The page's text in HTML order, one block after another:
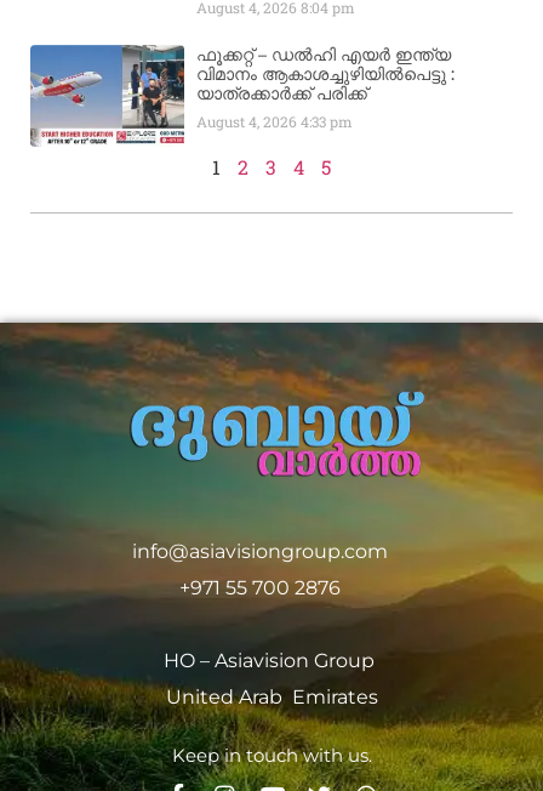
August 4, 20268:04 pm
ഫൂക്കറ്റ് – ഡൽഹി എയര്‍ ഇന്ത്യ
വിമാനം ആകാശച്ചുഴിയില്‍പെട്ടു :
യാത്രക്കാര്‍ക്ക് പരിക്ക്
August 4, 20264:33 pm
1 2 3 4 5
info@asiavisiongroup.com
+971 55 700 2876
HO – Asiavision Group
United Arab Emirates
Keep in touch with us.